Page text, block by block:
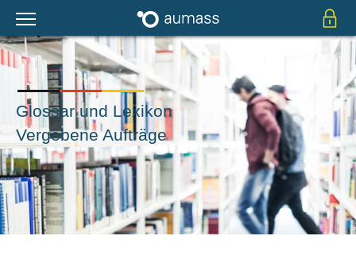
Glossar und Lexikon
Vergebene Aufträge